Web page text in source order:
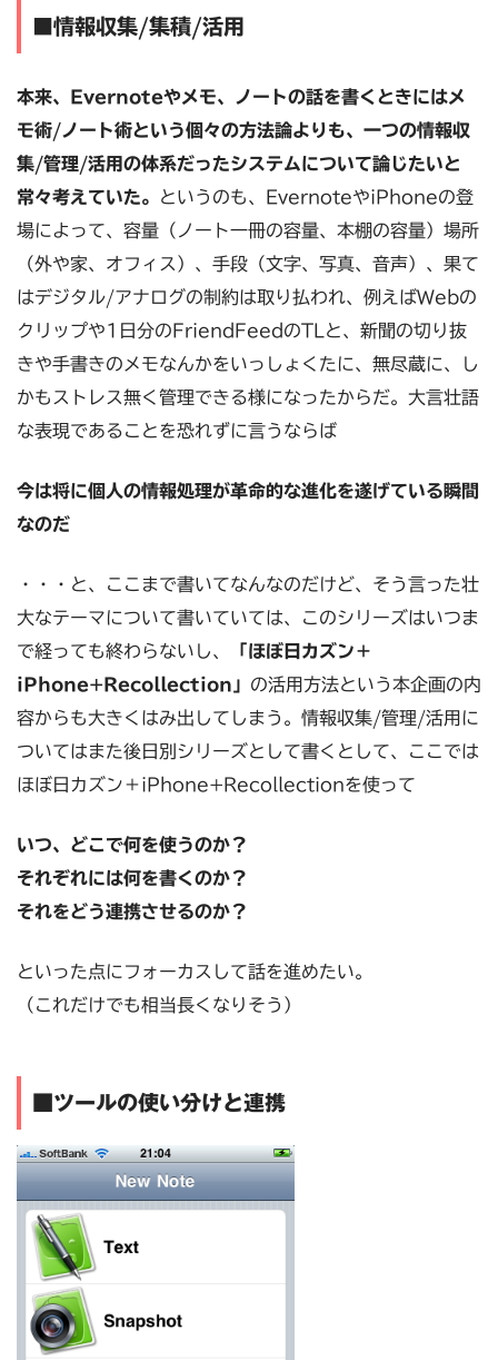
■情報収集/集積/活用
本来、Evernoteやメモ、ノートの話を書くときにはメ
モ術/ノート術という個々の方法論よりも、一つの情報収
集/管理/活用の体系だったシステムについて論じたいと
常々考えていた。
というのも、EvernoteやiPhoneの登
場によって、容量（ノート一冊の容量、本棚の容量）場所
（外や家、オフィス）、手段（文字、写真、音声）、果て
はデジタル/アナログの制約は取り払われ、例えばWebの
クリップや1日分のFriendFeedのTLと、新聞の切り抜
きや手書きのメモなんかをいっしょくたに、無尽蔵に、し
かもストレス無く管理できる様になったからだ。大言壮語
な表現であることを恐れずに言うならば
今は将に個人の情報処理が革命的な進化を遂げている瞬間
なのだ
・・・と、ここまで書いてなんなのだけど、そう言った壮
大なテーマについて書いていては、このシリーズはいつま
で経っても終わらないし、
「ほぼ日カズン＋
iPhone+Recollection」 の活用方法という本企画の内
容からも大きくはみ出してしまう。情報収集/管理/活用に
ついてはまた後日別シリーズとして書くとして、ここでは
ほぼ日カズン＋iPhone+Recollectionを使って
いつ、どこで何を使うのか？
それぞれには何を書くのか？
それをどう連携させるのか？
といった点にフォーカスして話を進めたい。
（これだけでも相当長くなりそう）
■ツールの使い分けと連携